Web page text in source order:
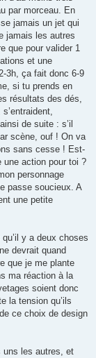
par morceau. En
jamais un jet qui
jamais les autres
que pour valider 1
et une
3h, ça fait donc 6-9
si tu prends en
résultats des dés,
de suite : s’il
scène, ouf ! On va
sans cesse ! Est-
une action pour toi ?
personnage
passe soucieux. A
une petite
y a deux choses
devrait quand
que je me plante
ma réaction à la
soient donc
la tension qu’ils
ce choix de design
uns les autres, et